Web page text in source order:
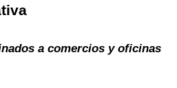
a comercios y oficinas